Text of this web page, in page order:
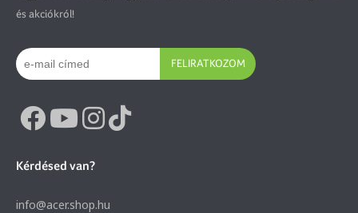
és akciókról!
FELIRATKOZOM
Kérdésed van?
info@acer.shop.hu